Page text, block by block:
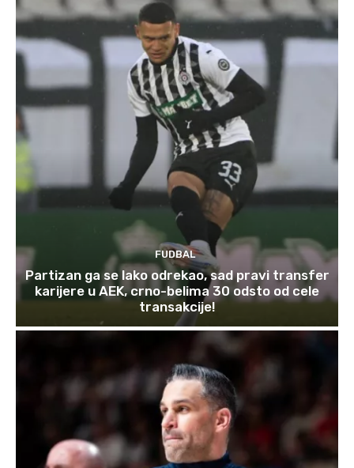
FUDBAL
Partizan ga se lako odrekao, sad pravi transfer
karijere u AEK, crno-belima 30 odsto od cele
transakcije!